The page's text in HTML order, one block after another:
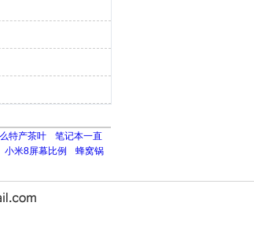
特产茶叶
笔记本一直
小米8屏幕比例
蜂窝锅